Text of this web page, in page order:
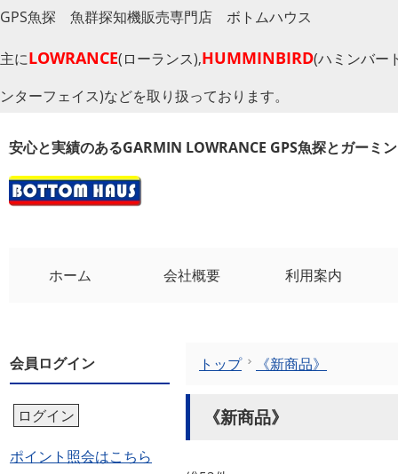
GPS魚探 魚群探知機販売専門店 ボトムハウス
主にLOWRANCE(ローランス),HUMMINBIRD(ハミンバー
ンターフェイス)などを取り扱っております。
安心と実績のあるGARMIN LOWRANCE GPS魚探とガーミ
ホーム 会社概要 利用案内
会員ログイン
ログイン
ポイント照会はこちら
トップ 《新商品》
《新商品》